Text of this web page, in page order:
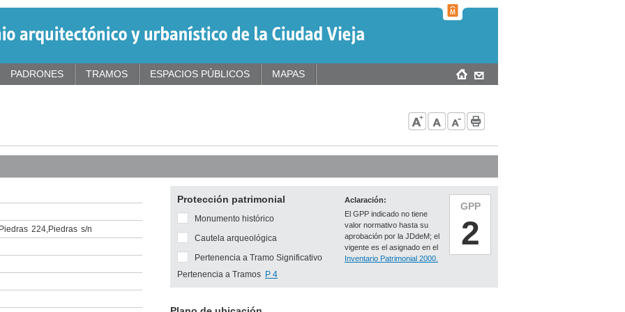
Piedras 224,Piedras s/n
Protección patrimonial
GPP
2
Aclaración:
El GPP indicado no tiene
valor normativo hasta su
aprobación por la JDdeM; el
vigente es el asignado en el
Inventario Patrimonial 2000.
Monumento histórico
Cautela arqueológica
Pertenencia a Tramo Significativo
Pertenencia a Tramos P 4
PADRONES TRAMOS ESPACIOS PÚBLICOS MAPAS